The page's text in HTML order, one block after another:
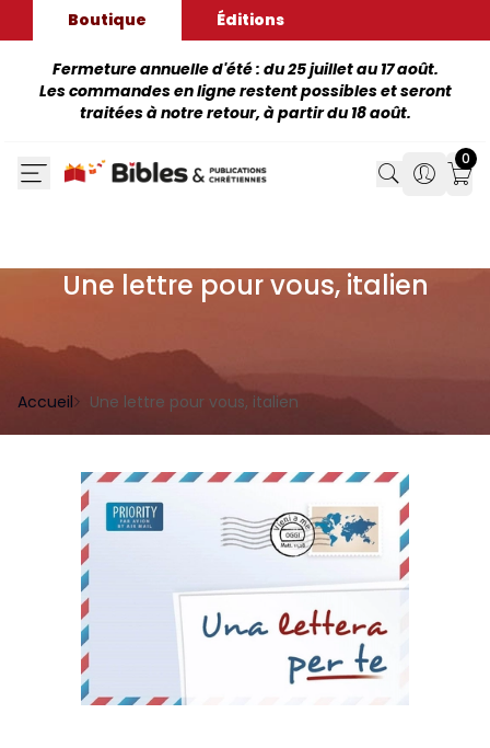
Boutique Éditions
Fermeture annuelle d'été : du 25 juillet au 17 août.
Les commandes en ligne restent possibles et seront
traitées à notre retour, à partir du 18 août.
Search
Search
0
Une lettre pour vous, italien
Accueil Une lettre pour vous, italien